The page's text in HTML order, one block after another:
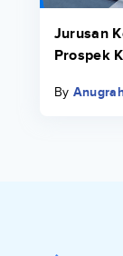
Jurusan
Prospek
By